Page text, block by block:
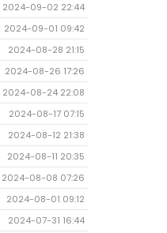
2024-09-02 22:44
2024-09-01 09:42
2024-08-28 21:15
2024-08-26 17:26
2024-08-24 22:08
2024-08-17 07:15
2024-08-12 21:38
2024-08-11 20:35
2024-08-08 07:26
2024-08-01 09:12
2024-07-31 16:44